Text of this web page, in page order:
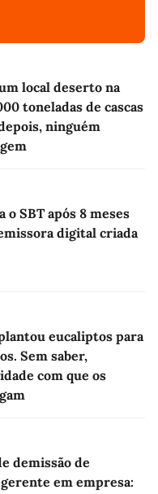
local deserto na
toneladas de cascas
ninguém
SBT após 8 meses
digital criada
eucaliptos para
Sem saber,
com que os
demissão de
em empresa: